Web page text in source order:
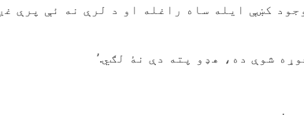
کښې ايله ساه راغله او د لرې نه ئې پرې غږ
شوې ده، هډو پته دې نۀ لګي.’